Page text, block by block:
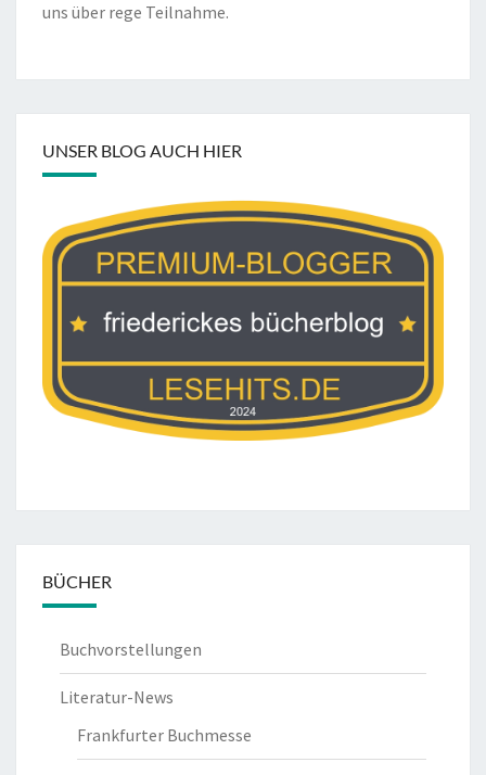
uns über rege Teilnahme.
UNSER BLOG AUCH HIER
BÜCHER
Buchvorstellungen
Literatur-News
Frankfurter Buchmesse